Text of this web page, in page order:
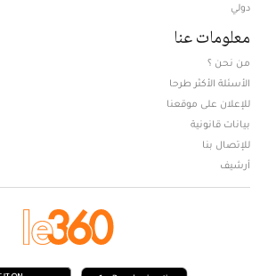
دولي
معلومات عنا
من نحن ؟
الأسئلة الأكثر طرحا
للإعلان على موقعنا
بيانات قانونية
للإتصال بنا
أرشيف